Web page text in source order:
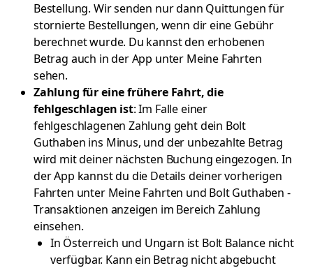
Bestellung. Wir senden nur dann Quittungen für
stornierte Bestellungen, wenn dir eine Gebühr
berechnet wurde. Du kannst den erhobenen
Betrag auch in der App unter Meine Fahrten
sehen.
Zahlung für eine frühere Fahrt, die
fehlgeschlagen ist: Im Falle einer
fehlgeschlagenen Zahlung geht dein Bolt
Guthaben ins Minus, und der unbezahlte Betrag
wird mit deiner nächsten Buchung eingezogen. In
der App kannst du die Details deiner vorherigen
Fahrten unter Meine Fahrten und Bolt Guthaben -
Transaktionen anzeigen im Bereich Zahlung
einsehen.
In Österreich und Ungarn ist Bolt Balance nicht
verfügbar. Kann ein Betrag nicht abgebucht